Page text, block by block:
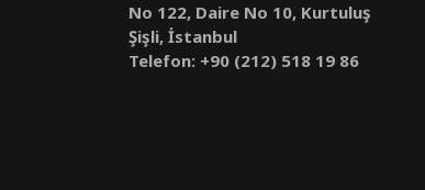
No 122, Daire No 10, Kurtuluş
Şişli, İstanbul
Telefon: +90 (212) 518 19 86